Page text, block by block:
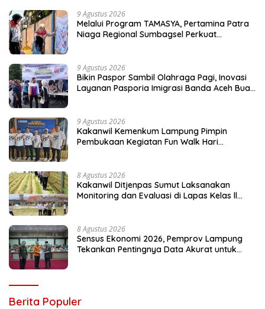
9 Agustus 2026
Melalui Program TAMASYA, Pertamina Patra
Niaga Regional Sumbagsel Perkuat
9 Agustus 2026
Bikin Paspor Sambil Olahraga Pagi, Inovasi
Layanan Pasporia Imigrasi Banda Aceh Buat
9 Agustus 2026
Kakanwil Kemenkum Lampung Pimpin
Pembukaan Kegiatan Fun Walk Hari
8 Agustus 2026
Kakanwil Ditjenpas Sumut Laksanakan
Monitoring dan Evaluasi di Lapas Kelas ll
8 Agustus 2026
Sensus Ekonomi 2026, Pemprov Lampung
Tekankan Pentingnya Data Akurat untuk
Berita Populer